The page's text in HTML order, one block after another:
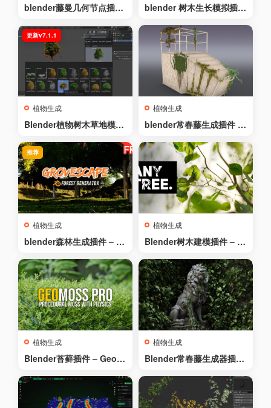
blender藤曼几何节点插件
blender 树木生长模拟插件
wigs Library
植物生成
Blender植物树木草地模型
更新v7.1.1
植物生成
blender常春藤生成插件 –
植物生成
blender森林生成插件 – Gr
rator For Blender
推荐
植物生成
Blender树木建模插件 – A
植物生成
Blender苔藓插件 – GeoM
Addon
植物生成
Blender常春藤生成器插件
tor v2.0.2